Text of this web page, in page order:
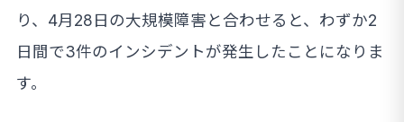
り、4月28日の大規模障害と合わせると、わずか2
日間で3件のインシデントが発生したことになりま
す。